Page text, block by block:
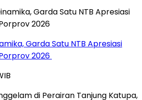
Garda Satu NTB Apresiasi
2026